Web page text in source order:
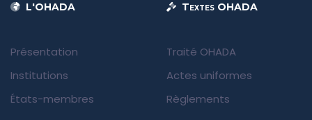
L'OHADA
Présentation
Institutions
États-membres
Textes OHADA
Traité OHADA
Actes uniformes
Règlements